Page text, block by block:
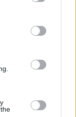
party tags to
in below Google